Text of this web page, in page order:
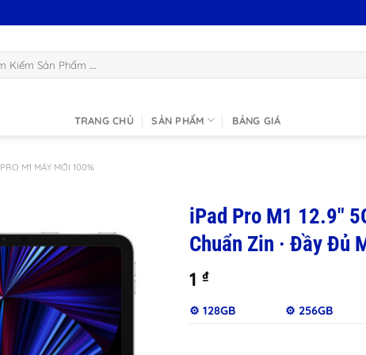
TRANG CHỦ SẢN PHẨM BẢNG GIÁ
M1 MÁY MỚI 100%
iPad Pro M1 12.9″
Chuẩn Zin · Đầy Đủ
1 ₫
⚙️ 128GB ⚙️ 256GB